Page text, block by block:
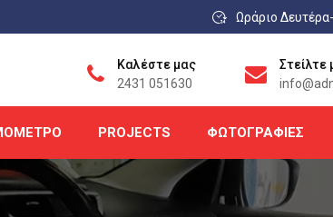
Ωράριο
Καλέστε μας
2431 051630
Στείλτε
PROJECTS ΦΩΤΟΓΡΑΦΊΕΣ